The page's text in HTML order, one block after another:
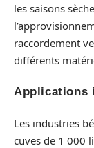
les saisons
raccordement
différents
Applications
Les industries
cuves de 1 000